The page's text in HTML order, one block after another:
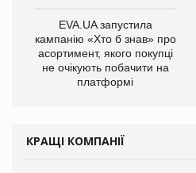
EVA.UA запустила
кампанію «Хто б знав» про
асортимент, якого покупці
не очікують побачити на
платформі
КРАЩІ КОМПАНІЇ